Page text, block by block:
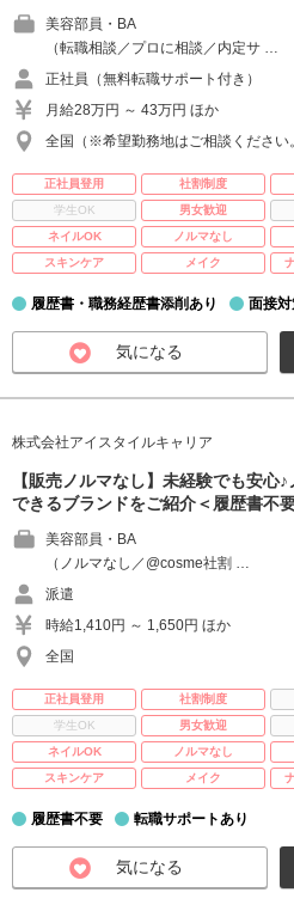
美容部員・BA
（転職相談／プロに相談／内定サ …
正社員（無料転職サポート付き）
月給28万円 ～ 43万円 ほか
全国（※希望勤務地はご相談ください
正社員登用 社割制度
学生OK
男女歓迎
ネイルOK
ノルマなし
スキンケア
メイク
履歴書・職務経歴書添削あり 面接対
気になる
株式会社アイスタイルキャリア
【販売ノルマなし】未経験でも安心
できるブランドをご紹介＜履歴書不
美容部員・BA
（ノルマなし／@cosme社割 …
派遣
時給1,410円 ～ 1,650円 ほか
全国
正社員登用 社割制度
学生OK
男女歓迎
ネイルOK
ノルマなし
スキンケア
メイク
履歴書不要 転職サポートあり
気になる